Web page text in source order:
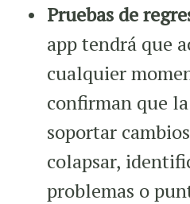
Pruebas de
app tendrá que
cualquier
confirman que
soportar
colapsar,
problemas o